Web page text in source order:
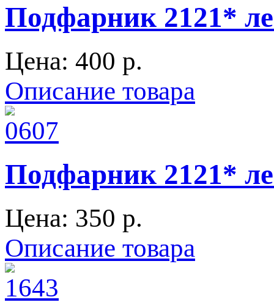
Подфарник 2121*
Цена: 400 p.
Описание товара
Подфарник 2121*
Цена: 350 p.
Описание товара